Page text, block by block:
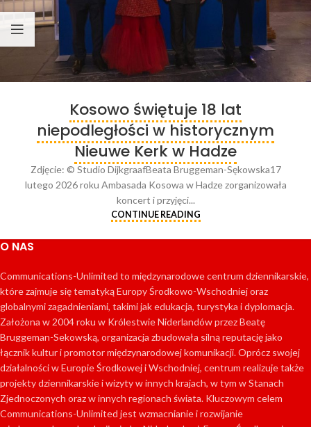
Kosowo świętuje 18 lat
niepodległości w historycznym
Nieuwe Kerk w Hadze
Zdjęcie: © Studio DijkgraafBeata Bruggeman-Sękowska17
lutego 2026 roku Ambasada Kosowa w Hadze zorganizowała
koncert i przyjęci...
CONTINUE READING
O NAS
Communications-Unlimited to międzynarodowe centrum dziennikarskie,
które zajmuje się tematyką Europy Środkowo-Wschodniej oraz
globalnymi zagadnieniami, takimi jak edukacja, turystyka i dyplomacja.
Założona w 2004 roku w Królestwie Niderlandów przez Beatę
Bruggeman-Sekowską, organizacja zbudowała silną reputację jako
łącznik kultur i promotor międzynarodowej komunikacji. Oprócz swojej
działalności w Europie Środkowej i Wschodniej, centrum realizuje także
projekty dziennikarskie i wizyty w innych krajach, w tym w Stanach
Zjednoczonych oraz w innych regionach świata. Kluczowym celem
Communications-Unlimited jest wzmacnianie i rozwijanie